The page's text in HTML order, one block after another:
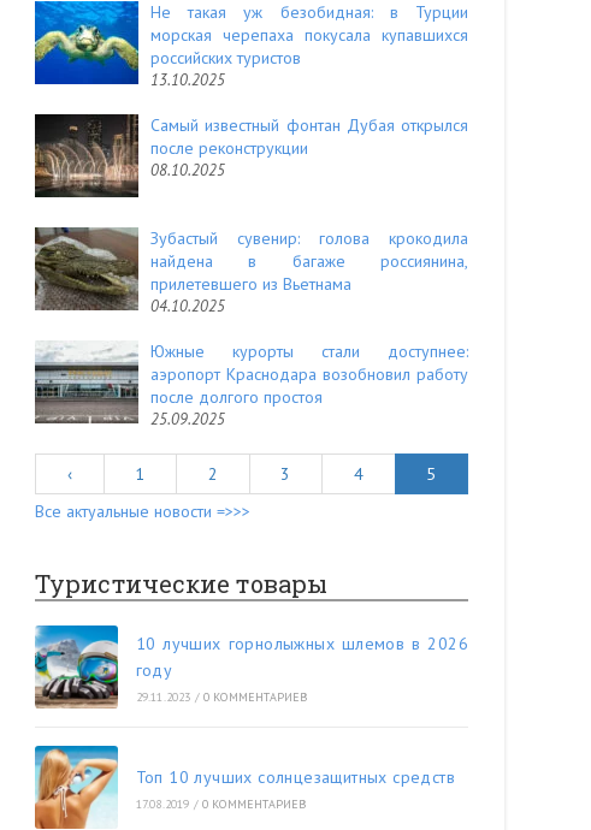
Не такая уж безобидная: в Турции
морская черепаха покусала купавшихся
российских туристов
13.10.2025
Самый известный фонтан Дубая открылся
после реконструкции
08.10.2025
Зубастый сувенир: голова крокодила
найдена в багаже россиянина,
прилетевшего из Вьетнама
04.10.2025
Южные курорты стали доступнее:
аэропорт Краснодара возобновил работу
после долгого простоя
25.09.2025
‹ 1 2 3 4
5
Все актуальные новости =>>>
Туристические товары
10 лучших горнолыжных шлемов в 2026
году
29.11.2023 / 0 КОММЕНТАРИЕВ
Топ 10 лучших солнцезащитных средств
17.08.2019 / 0 КОММЕНТАРИЕВ